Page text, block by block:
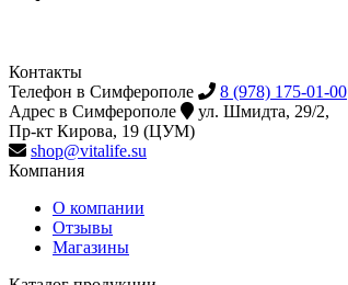
Контакты
Телефон в Симферополе
8 (978) 175-01-00
Адрес в Симферополе
ул. Шмидта, 29/2,
Пр-кт Кирова, 19 (ЦУМ)
shop@vitalife.su
Компания
О компании
Отзывы
Магазины